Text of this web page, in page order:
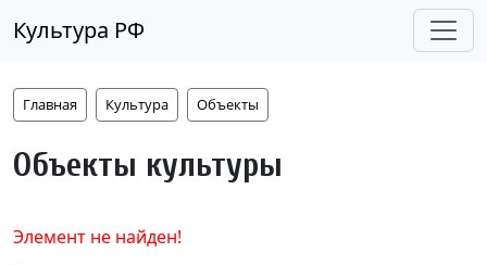
Культура РФ
Главная Культура Объекты
Объекты культуры
Элемент не найден!